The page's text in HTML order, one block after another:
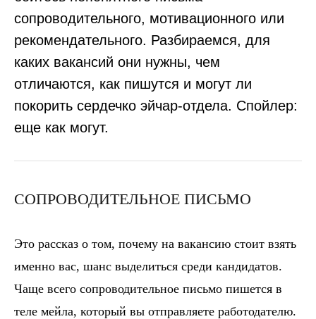
сопроводительного, мотивационного или
рекомендательного. Разбираемся, для
каких вакансий они нужны, чем
отличаются, как пишутся и могут ли
покорить сердечко эйчар-отдела. Спойлер:
еще как могут.
СОПРОВОДИТЕЛЬНОЕ ПИСЬМО
Это рассказ о том, почему на вакансию стоит взять
именно вас, шанс выделиться среди кандидатов.
Чаще всего сопроводительное письмо пишется в
теле мейла, который вы отправляете работодателю.